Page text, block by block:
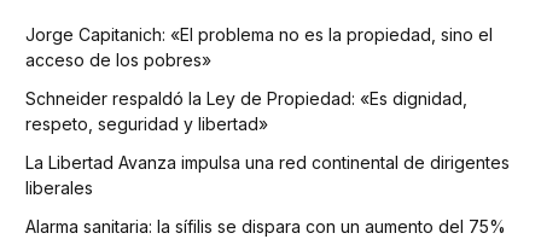
Jorge Capitanich: «El problema no es la propiedad, sino el
acceso de los pobres»
Schneider respaldó la Ley de Propiedad: «Es dignidad,
respeto, seguridad y libertad»
La Libertad Avanza impulsa una red continental de dirigentes
liberales
Alarma sanitaria: la sífilis se dispara con un aumento del 75%